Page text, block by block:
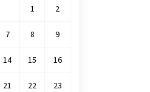
1
2
7 8 9
14 15 16
21 22 23